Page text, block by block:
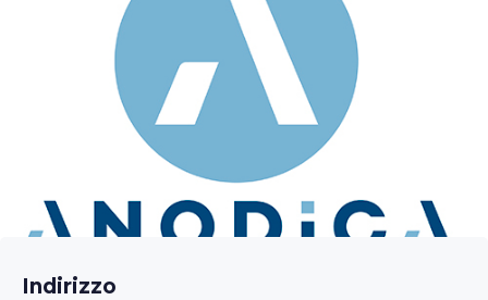
Indirizzo